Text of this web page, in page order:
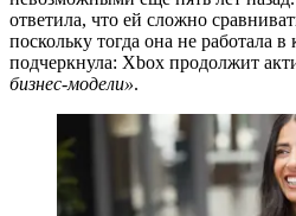
ответила, что ей сложно
поскольку тогда она не работала
подчеркнула: Xbox продолжит
бизнес-модели».